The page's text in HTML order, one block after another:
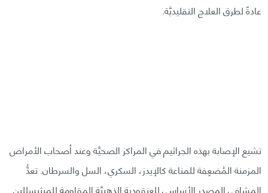
عادةً لطرق العلاج التقليديَّة.
تشيع الإصابة بهذه الجراثيم في المراكز الصحيَّة وعند أصحاب الأمراض
المزمنة المُضعِفة للمناعة كالإيدز، السكري، السل والسرطان. تعدُّ
المشافي المصدر الأساسي للعنقودية الذهبيَّة المقاومة للميثيسللين